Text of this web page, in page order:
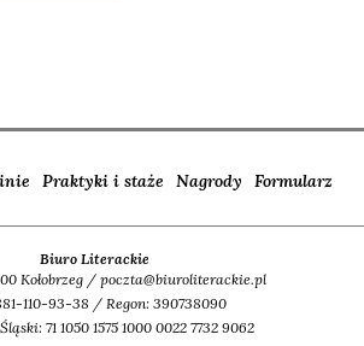
Praktyki i staże Nagrody Formularz
Biuro Literackie
Kołobrzeg / poczta@biuroliterackie.pl
110-93-38 / Regon: 390738090
71 1050 1575 1000 0022 7732 9062